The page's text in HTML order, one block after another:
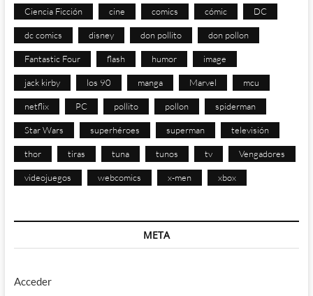
Ciencia Ficción cine comics cómic DC
dc comics disney don pollito don pollon
Fantastic Four flash humor image
jack kirby los 90 manga Marvel mcu
netflix PC pollito pollon spiderman
Star Wars superhéroes superman televisión
thor tiras tuna tunos tv Vengadores
videojuegos webcomics x-men xbox
META
Acceder